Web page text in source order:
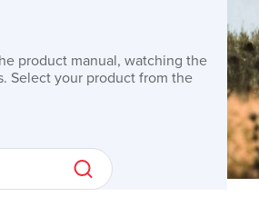
product manual, watching the
Select your product from the